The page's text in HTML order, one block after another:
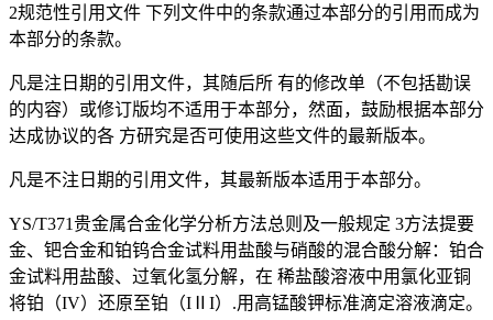
2规范性引用文件 下列文件中的条款通过本部分的引用而成为
本部分的条款。
凡是注日期的引用文件，其随后所 有的修改单（不包括勘误
的内容）或修订版均不适用于本部分，然面，鼓励根据本部分
达成协议的各 方研究是否可使用这些文件的最新版本。
凡是不注日期的引用文件，其最新版本适用于本部分。
YS/T371贵金属合金化学分析方法总则及一般规定 3方法提要
金、钯合金和铂钨合金试料用盐酸与硝酸的混合酸分解：铂合
金试料用盐酸、过氧化氢分解，在 稀盐酸溶液中用氯化亚铜
将铂（IV）还原至铂（IⅡI）.用高锰酸钾标准滴定溶液滴定。